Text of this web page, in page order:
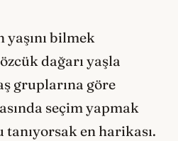
yaşını bilmek
dağarı yaşla
gruplarına göre
seçim yapmak
en harikası.